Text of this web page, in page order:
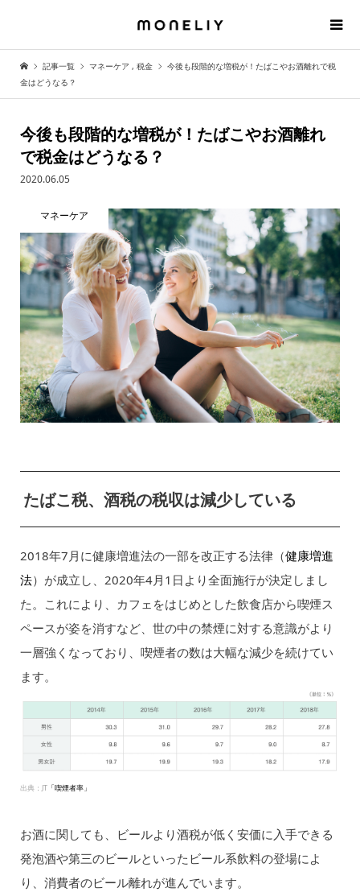
記事一覧 マネーケア , 税金
今後も段階的な増税が！たばこやお酒離れで税
金はどうなる？
今後も段階的な増税が！たばこやお酒離れ
で税金はどうなる？
2020.06.05
マネーケア
たばこ税、酒税の税収は減少している
2018年7月に健康増進法の一部を改正する法律（健康増進
法）が成立し、2020年4月1日より全面施行が決定しまし
た。これにより、カフェをはじめとした飲食店から喫煙ス
ペースが姿を消すなど、世の中の禁煙に対する意識がより
一層強くなっており、喫煙者の数は大幅な減少を続けてい
ます。
出典：JT「喫煙者率」
お酒に関しても、ビールより酒税が低く安価に入手できる
発泡酒や第三のビールといったビール系飲料の登場によ
り、消費者のビール離れが進んでいます。